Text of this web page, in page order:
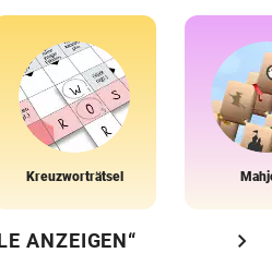
Kreuzworträtsel
ANZEIGEN“ chevron_right